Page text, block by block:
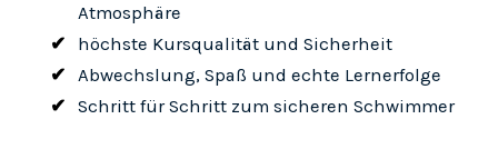
Atmosphäre
höchste Kursqualität und Sicherheit
Abwechslung, Spaß und echte Lernerfolge
Schritt für Schritt zum sicheren Schwimmer